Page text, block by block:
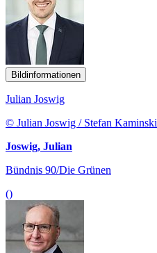
Bildinformationen
Julian Joswig
© Julian Joswig / Stefan Kaminski
Joswig, Julian
Bündnis 90/Die Grünen
()